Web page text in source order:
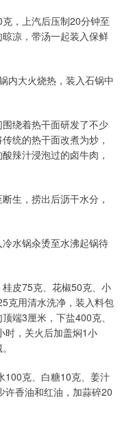
，上汽后压制20分钟至
凉，带汤一起装入保鲜
内大火烧热，装入石锅中
绕着热干面研发了不少
统的热干面改煮为炒，
辣汁浸泡过的卤牛肉，
生，捞出后沥干水分，
水锅汆烫至水沸起锅待
皮75克、花椒50克、小
克用清水洗净，装入料包
端3厘米，下盐400克、
时，关火后加盖焖1小
100克、白糖10克、姜汁
许香油和红油，加蒜碎20